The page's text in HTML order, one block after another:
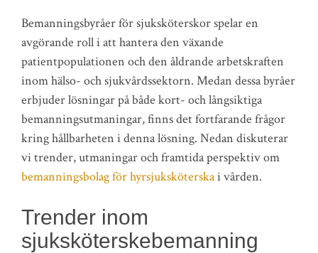
Bemanningsbyråer för sjuksköterskor spelar en
avgörande roll i att hantera den växande
patientpopulationen och den åldrande arbetskraften
inom hälso- och sjukvårdssektorn. Medan dessa byråer
erbjuder lösningar på både kort- och långsiktiga
bemanningsutmaningar, finns det fortfarande frågor
kring hållbarheten i denna lösning. Nedan diskuterar
vi trender, utmaningar och framtida perspektiv om
bemanningsbolag för hyrsjuksköterskai vården.
Trender inom
sjuksköterskebemanning